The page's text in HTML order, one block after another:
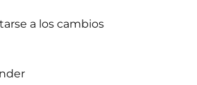
a los cambios